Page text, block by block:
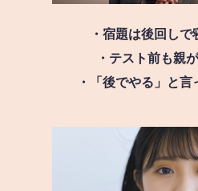
・宿題は後回し
・テスト前も親
・「後でやる」と